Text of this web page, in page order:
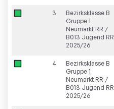
3
Bezirksklasse B
Gruppe 1
Neumarkt RR /
B013 Jugend RR
2025/26
4
Bezirksklasse B
Gruppe 1
Neumarkt RR /
B013 Jugend RR
2025/26